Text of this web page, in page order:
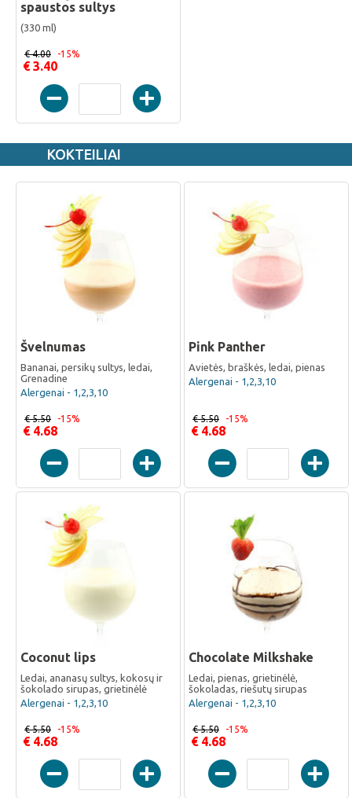
spaustos sultys
(330 ml)
€ 3.40
€ 4.00 -15%
KOKTEILIAI
Švelnumas
Bananai, persikų sultys, ledai,
Grenadine
Alergenai - 1,2,3,10
€ 4.68
€ 5.50 -15%
Pink Panther
Avietės, braškės, ledai, pienas
Alergenai - 1,2,3,10
€ 4.68
€ 5.50 -15%
Coconut lips
Ledai, ananasų sultys, kokosų ir
šokolado sirupas, grietinėlė
Alergenai - 1,2,3,10
€ 4.68
€ 5.50 -15%
Chocolate Milkshake
Ledai, pienas, grietinėlė,
šokoladas, riešutų sirupas
Alergenai - 1,2,3,10
€ 4.68
€ 5.50 -15%